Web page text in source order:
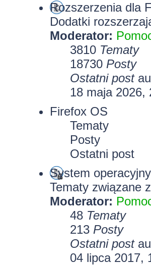
Rozszerzenia dla
Dodatki
Moderator:
3810 Tematy
18730 Posty
Ostatni post
18 maja 2026,
Firefox OS
Tematy
Posty
Ostatni post
System
Tematy związane
Moderator:
48 Tematy
213 Posty
Ostatni post
04 lipca 2017,